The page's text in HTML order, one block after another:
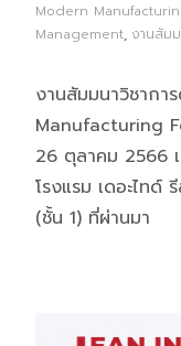
Modern
Management งานสัม
งานสัมมนาวิชากา
Manufacturing
26 ตุลาคม 2566
โรงแรม เดอะไท
(ชั้น 1) ที่ผ่านมา